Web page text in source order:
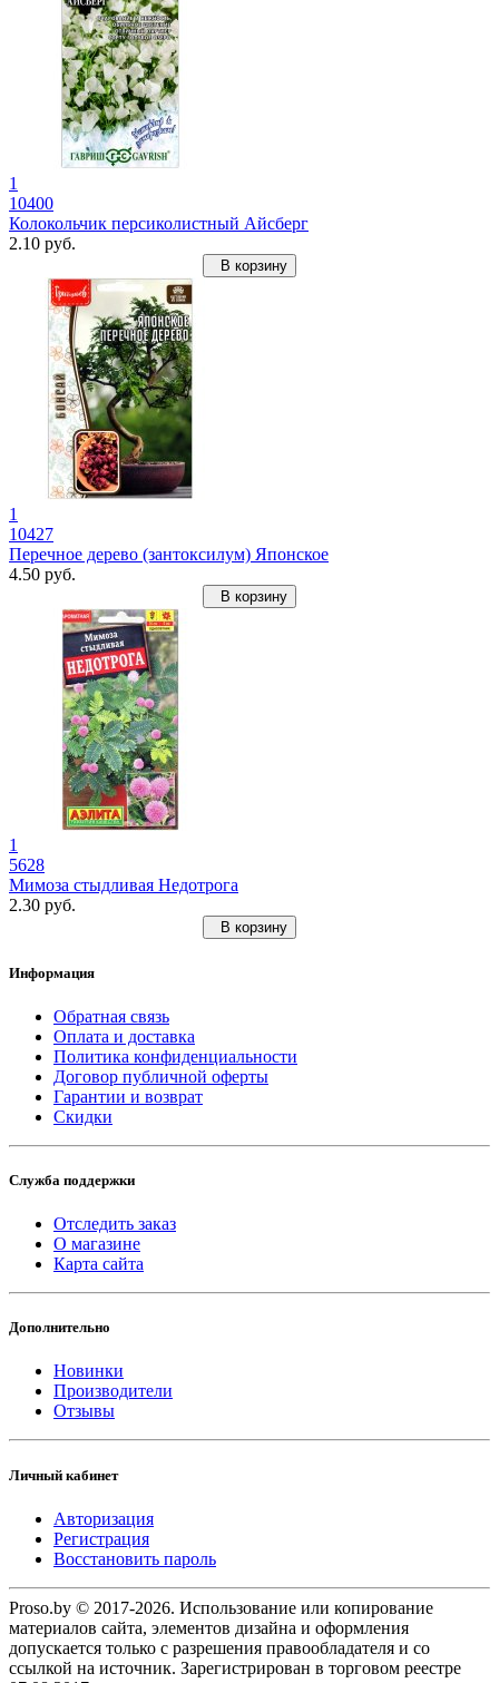
1
10400
Колокольчик персиколистный Айсберг
2.10 руб.
В корзину
1
10427
Перечное дерево (зантоксилум) Японское
4.50 руб.
В корзину
1
5628
Мимоза стыдливая Недотрога
2.30 руб.
В корзину
Информация
Обратная связь
Оплата и доставка
Политика конфиденциальности
Договор публичной оферты
Гарантии и возврат
Скидки
Служба поддержки
Отследить заказ
О магазине
Карта сайта
Дополнительно
Новинки
Производители
Отзывы
Личный кабинет
Авторизация
Регистрация
Восстановить пароль
Proso.by © 2017-2026. Использование или копирование
материалов сайта, элементов дизайна и оформления
допускается только с разрешения правообладателя и со
ссылкой на источник. Зарегистрирован в торговом реестре